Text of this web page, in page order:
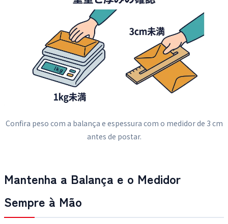
Confira peso com a balança e espessura com o medidor de 3 cm
antes de postar.
Mantenha a Balança e o Medidor
Sempre à Mão